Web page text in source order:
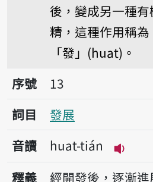
後，變成另一種
精，這種作用稱
「發」(huat)。
序號13發展
序號
13
詞目
發展
音讀
huat-tián
播放
釋義 經開發後，逐漸進